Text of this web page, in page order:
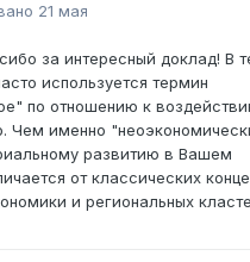
21 мая
за интересный доклад! В
используется термин
по отношению к
Чем именно
развитию в Вашем
от классических
и региональных